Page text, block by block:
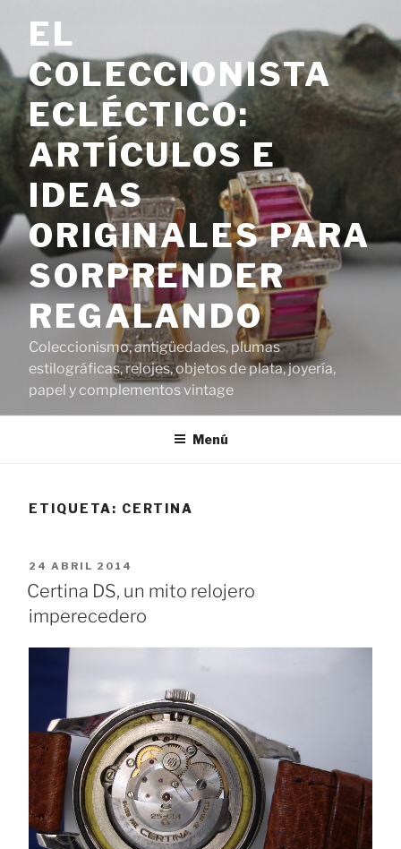
contenido
EL
COLECCIONISTA
ECLÉCTICO:
ARTÍCULOS E
IDEAS
ORIGINALES PARA
SORPRENDER
REGALANDO
Coleccionismo, antigüedades, plumas
estilográficas, relojes, objetos de plata, joyería,
papel y complementos vintage
Menú
ETIQUETA: CERTINA
PUBLICADO
EL
24 ABRIL 2014
Certina DS, un mito relojero
imperecedero